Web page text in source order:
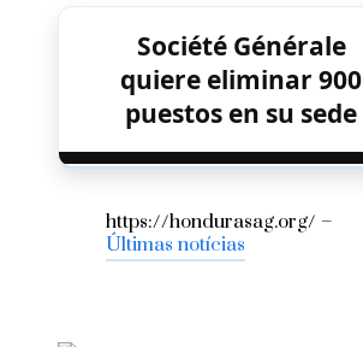
Société Générale
quiere eliminar 900
puestos en su sede
https://hondurasag.org/ –
Últimas notícias